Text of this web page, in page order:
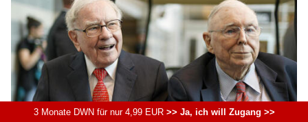
3 Monate DWN für nur 4,99 EUR>> Ja, ich will Zugang >>